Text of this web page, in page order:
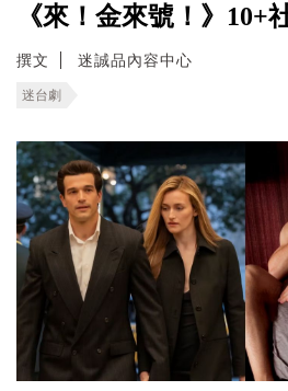
《來！金來號！》10+
撰文 迷誠品內容中心
迷台劇